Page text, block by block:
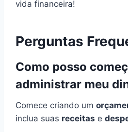
vida financeira!
Perguntas
Como posso
administrar meu
Comece criando um
inclua suas receitas e